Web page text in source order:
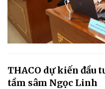
THACO dự kiến đầu
tầm sâm Ngọc Linh